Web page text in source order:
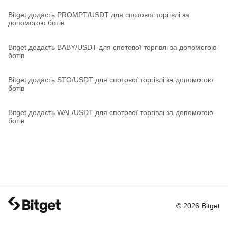
Bitget додасть PROMPT/USDT для спотової торгівлі за
допомогою ботів
Bitget додасть BABY/USDT для спотової торгівлі за допомогою
ботів
Bitget додасть STO/USDT для спотової торгівлі за допомогою
ботів
Bitget додасть WAL/USDT для спотової торгівлі за допомогою
ботів
© 2026 Bitget